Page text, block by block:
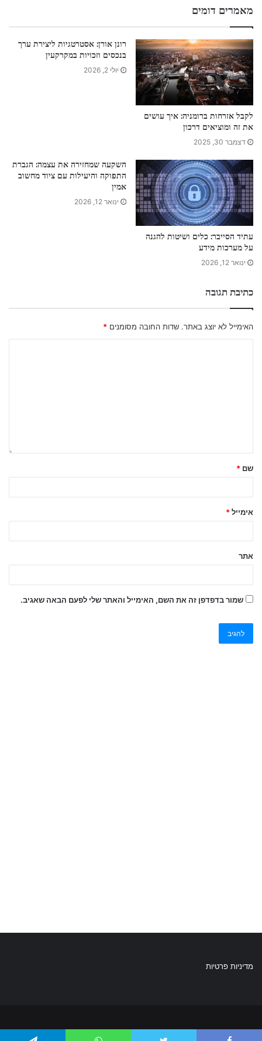
מאמרים דומים
לקבל אזרחות ברומניה: איך עושים
את זה ומוציאים דרכון
דצמבר 30, 2025
רונן אורן: אסטרטגיות ליצירת ערך
בנכסים וזכויות במקרקעין
יולי 2, 2026
עתיד הסייבר: כלים ושיטות להגנה
על מערכות מידע
ינואר 12, 2026
השקעה שמחזירה את עצמה: הגברת
התפוקה והיעילות עם ציוד מחשוב
אמין
ינואר 12, 2026
כתיבת תגובה
האימייל לא יוצג באתר. שדות החובה מסומנים *
שם *
אימייל *
אתר
שמור בדפדפן זה את השם, האימייל והאתר שלי לפעם הבאה שאגיב.
מדיניות פרטיות